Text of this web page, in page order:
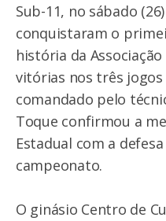
Sub-11, no sábado
conquistaram o
história da
vitórias nos três
comandado pelo
Toque confirmou a
Estadual com a
campeonato.
O ginásio Centro de